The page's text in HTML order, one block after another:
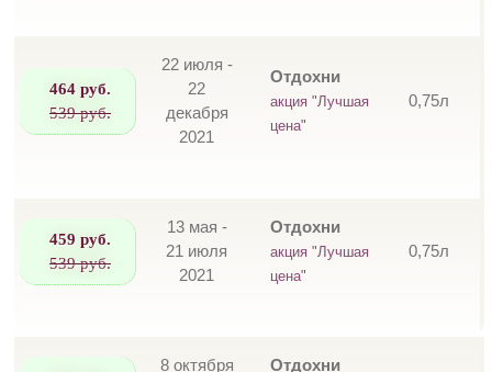
464 руб.
539 руб.
22 июля -
22
декабря
2021
Отдохни
акция "Лучшая
цена"
0,75л
459 руб.
539 руб.
13 мая -
21 июля
2021
Отдохни
акция "Лучшая
цена"
0,75л
8 октября Отдохни